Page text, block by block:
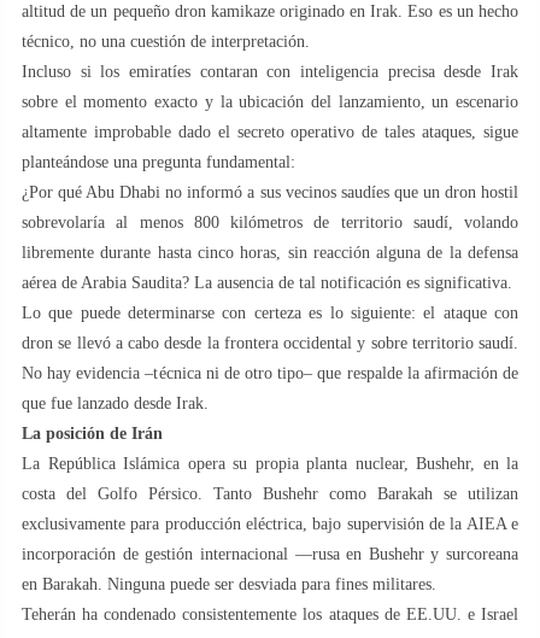
altitud de un pequeño dron kamikaze originado en Irak. Eso es un hecho
técnico, no una cuestión de interpretación.
Incluso si los emiratíes contaran con inteligencia precisa desde Irak
sobre el momento exacto y la ubicación del lanzamiento, un escenario
altamente improbable dado el secreto operativo de tales ataques, sigue
planteándose una pregunta fundamental:
¿Por qué Abu Dhabi no informó a sus vecinos saudíes que un dron hostil
sobrevolaría al menos 800 kilómetros de territorio saudí, volando
libremente durante hasta cinco horas, sin reacción alguna de la defensa
aérea de Arabia Saudita? La ausencia de tal notificación es significativa.
Lo que puede determinarse con certeza es lo siguiente: el ataque con
dron se llevó a cabo desde la frontera occidental y sobre territorio saudí.
No hay evidencia –técnica ni de otro tipo– que respalde la afirmación de
que fue lanzado desde Irak.
La posición de Irán
La República Islámica opera su propia planta nuclear, Bushehr, en la
costa del Golfo Pérsico. Tanto Bushehr como Barakah se utilizan
exclusivamente para producción eléctrica, bajo supervisión de la AIEA e
incorporación de gestión internacional —rusa en Bushehr y surcoreana
en Barakah. Ninguna puede ser desviada para fines militares.
Teherán ha condenado consistentemente los ataques de EE.UU. e Israel